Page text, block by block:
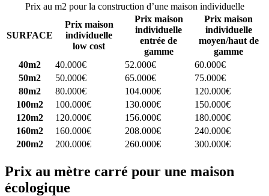
Prix au m2 pour la construction d’une maison individuelle
SURFACE
Prix maison
individuelle
low cost
Prix maison
individuelle
entrée de
gamme
Prix maison
individuelle
moyen/haut de
gamme
40m2
40.000€ 52.000€
60.000€
50m2
50.000€ 65.000€
75.000€
80m2
80.000€ 104.000€
120.000€
100m2
100.000€ 130.000€
150.000€
120m2
120.000€ 156.000€
180.000€
160m2
160.000€ 208.000€
240.000€
200m2
200.000€ 260.000€ 300.000€
Prix au mètre carré pour une maison
écologique